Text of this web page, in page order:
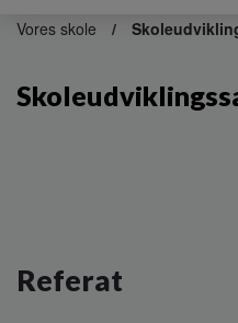
Vores skole
Referat